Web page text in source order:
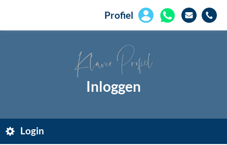
Profiel
Klaver Profiel
Inloggen
Login